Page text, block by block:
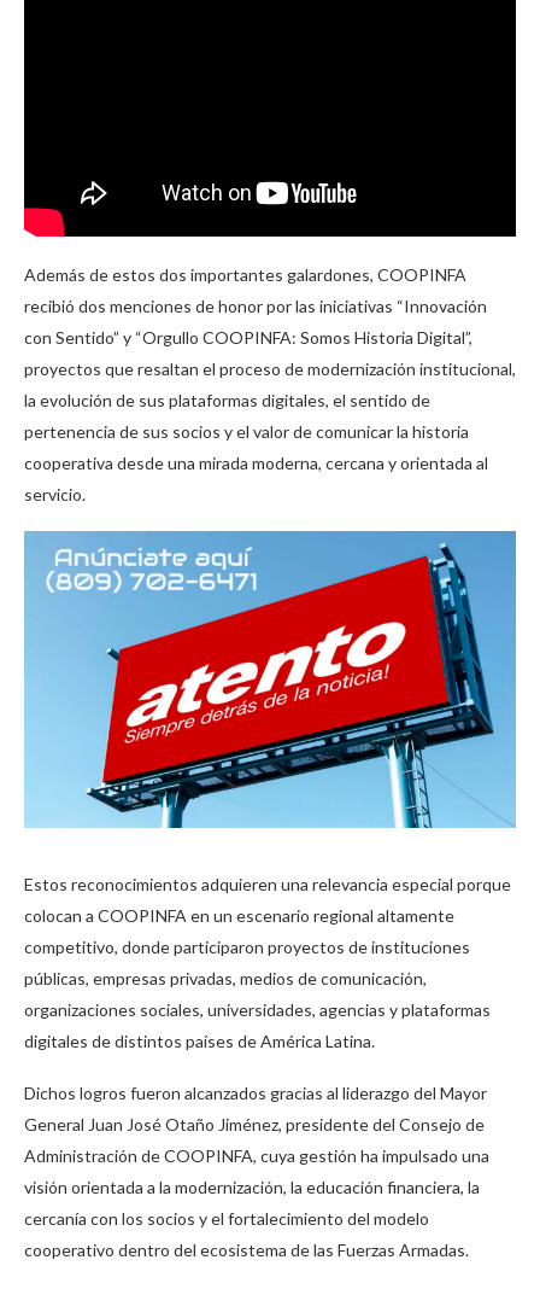
Además de estos dos importantes galardones, COOPINFA
recibió dos menciones de honor por las iniciativas “Innovación
con Sentido” y “Orgullo COOPINFA: Somos Historia Digital”,
proyectos que resaltan el proceso de modernización institucional,
la evolución de sus plataformas digitales, el sentido de
pertenencia de sus socios y el valor de comunicar la historia
cooperativa desde una mirada moderna, cercana y orientada al
servicio.
Estos reconocimientos adquieren una relevancia especial porque
colocan a COOPINFA en un escenario regional altamente
competitivo, donde participaron proyectos de instituciones
públicas, empresas privadas, medios de comunicación,
organizaciones sociales, universidades, agencias y plataformas
digitales de distintos países de América Latina.
Dichos logros fueron alcanzados gracias al liderazgo del Mayor
General Juan José Otaño Jiménez, presidente del Consejo de
Administración de COOPINFA, cuya gestión ha impulsado una
visión orientada a la modernización, la educación financiera, la
cercanía con los socios y el fortalecimiento del modelo
cooperativo dentro del ecosistema de las Fuerzas Armadas.